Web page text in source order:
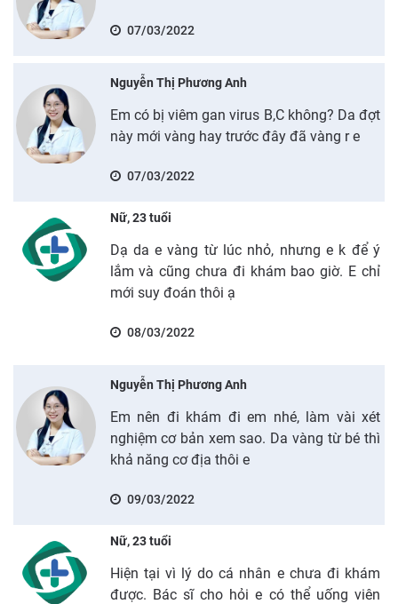
07/03/2022
Nguyễn Thị Phương Anh
Em có bị viêm gan virus B,C không? Da đợt
này mới vàng hay trước đây đã vàng r e
07/03/2022
Nữ, 23 tuổi
Dạ da e vàng từ lúc nhỏ, nhưng e k để ý
lắm và cũng chưa đi khám bao giờ. E chỉ
mới suy đoán thôi ạ
08/03/2022
Nguyễn Thị Phương Anh
Em nên đi khám đi em nhé, làm vài xét
nghiệm cơ bản xem sao. Da vàng từ bé thì
khả năng cơ địa thôi e
09/03/2022
Nữ, 23 tuổi
Hiện tại vì lý do cá nhân e chưa đi khám
được. Bác sĩ cho hỏi e có thể uống viên